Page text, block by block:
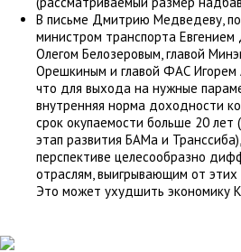
В письме Дмитрию Медведеву,
министром транспорта
Олегом Белозеровым, главой
Орешкиным и главой ФАС Игорем
что для выхода на нужные
внутренняя норма доходности
срок окупаемости больше 20 лет
этап развития БАМа и
перспективе целесообразно
отраслям, выигрывающим от
Это может ухудшить экономику